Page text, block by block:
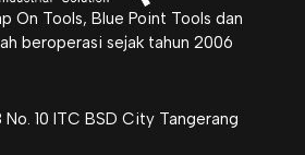
On Tools, Blue Point Tools dan
beroperasi sejak tahun 2006
10 ITC BSD City Tangerang